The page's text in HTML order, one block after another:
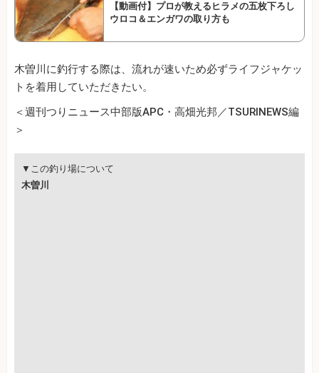
【動画付】プロが教えるヒラメの五枚下ろし
ウロコ＆エンガワの取り方も
木曽川に釣行する際は、流れが速いため必ずライフジャケッ
トを着用していただきたい。
＜週刊つりニュース中部版APC・高畑光邦／TSURINEWS編
＞
▼この釣り場について
木曽川